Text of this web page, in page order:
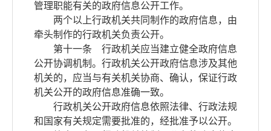
管理职能有关的政府信息公开工作。
两个以上行政机关共同制作的政府信息，由
牵头制作的行政机关负责公开。
第十一条 行政机关应当建立健全政府信息
公开协调机制。行政机关公开政府信息涉及其他
机关的，应当与有关机关协商、确认，保证行政
机关公开的政府信息准确一致。
行政机关公开政府信息依照法律、行政法规
和国家有关规定需要批准的，经批准予以公开。